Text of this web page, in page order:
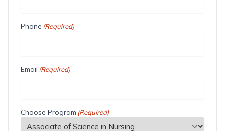
Phone (Required)
Email (Required)
Choose Program (Required)